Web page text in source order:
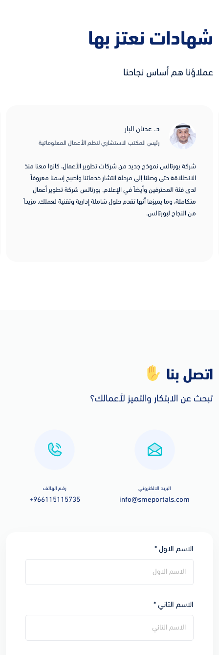
شهادات نعتز بها
عملاؤنا هم أساس نجاحنا
د. عدنان البار
رئيس المكتب الاستشاري لنظم الأعمال المعلوماتية
شركة بورتالس نموذج جديد من شركات تطوير الأعمال، كانوا معنا منذ
الانطلاقة حتى وصلنا إلى مرحلة انتشار خدماتنا وأصبح إسمنا معروفاً
لدى فئة المحترفين وأيضاً في الإعلام. بورتالس شركة تطوير أعمال
متكاملة، وما يميزها أنها تقدم حلول شاملة إدارية وتقنية لعملك. مزيداً
من النجاح لبورتالس.
اتصل بنا
تبحث عن الابتكار والتميز لأعمالك؟
البريد الالكتروني
info@smeportals.com
رقم الهاتف
+966115115735
الاسم الاول *
الاسم التاني *